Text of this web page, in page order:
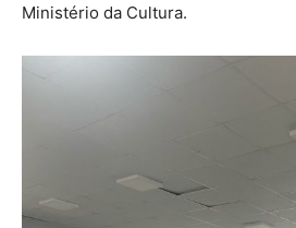
Ministério da Cultura.